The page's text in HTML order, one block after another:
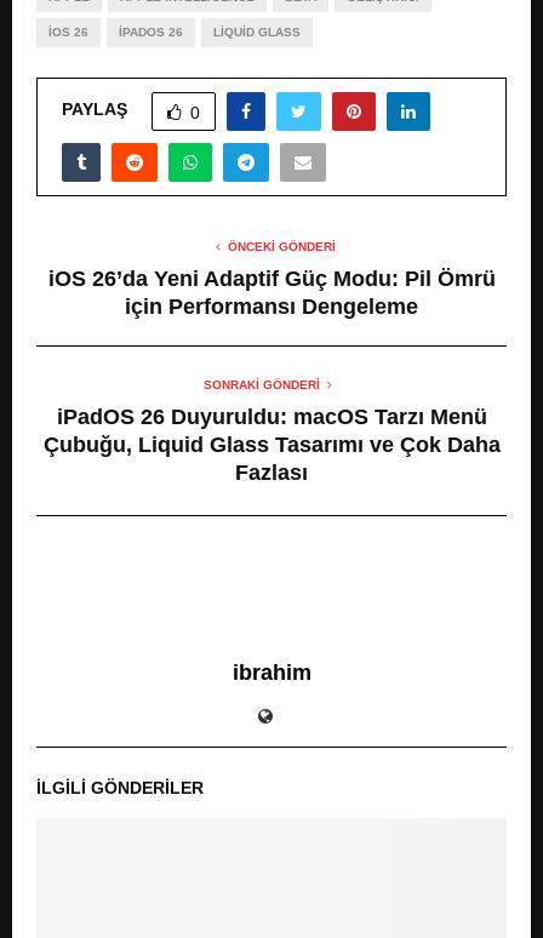
IOS 26 IPADOS 26 LIQUID GLASS
PAYLAŞ 0
ÖNCEKI GÖNDERI
iOS 26’da Yeni Adaptif Güç Modu: Pil Ömrü
için Performansı Dengeleme
SONRAKI GÖNDERI
iPadOS 26 Duyuruldu: macOS Tarzı Menü
Çubuğu, Liquid Glass Tasarımı ve Çok Daha
Fazlası
ibrahim
İLGILI GÖNDERILER